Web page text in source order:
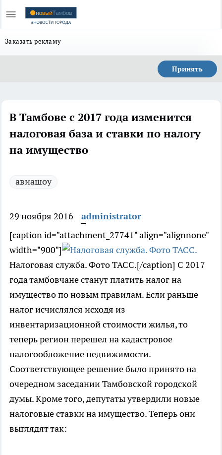
Заказать рекламу
Принять
В Тамбове с 2017 года изменится
налоговая база и ставки по налогу
на имущество
авиашоу
29 ноября 2016
administrator
[caption id="attachment_27741" align="alignnone"
width="900"]
Налоговая служба. Фото ТАСС.[/caption] С 2017
года тамбовчане станут платить налог на
имущество по новым правилам. Если раньше
налог исчислялся исходя из
инвентаризационной стоимости жилья, то
теперь регион перешел на кадастровое
налогообложение недвижимости.
Соответствующее решение было принято на
очередном заседании Тамбовской городской
думы. Кроме того, депутаты утвердили новые
налоговые ставки на имущество. Теперь они
выглядят так: